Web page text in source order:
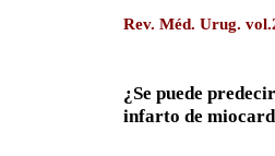
Rev. Méd. Urug.
¿Se puede
infarto de